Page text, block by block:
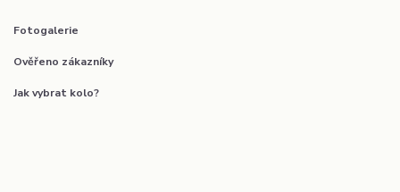
Fotogalerie
Ověřeno zákazníky
Jak vybrat kolo?